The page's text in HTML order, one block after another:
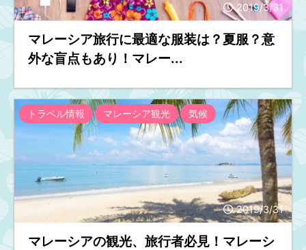
2019/3/31
マレーシア旅行に最適な服装は？夏服？意
外な盲点もあり！マレー...
2019/3/31
トラベル情報 マレーシア観光 気候
マレーシアの観光、旅行者必見！マレーシ